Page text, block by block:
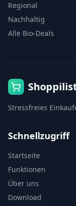
Regional
Nachhaltig
Alle Bio-Deals
Stressfreies
Schnellzugriff
Startseite
Funktionen
Über uns
Download